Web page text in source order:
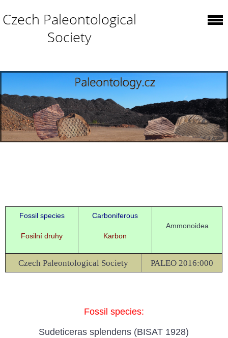
Czech Paleontological
Society
Fossil species
Fosilní druhy
Carboniferous
Karbon
Ammonoidea
Czech Paleontological Society PALEO 2016:000
Fossil species:
Sudeticeras splendens (BISAT 1928)